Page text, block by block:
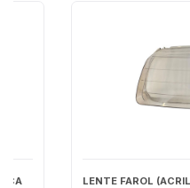
LENTE FAROL